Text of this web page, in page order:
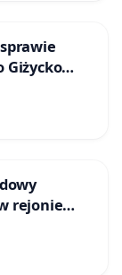
sprawie
Giżycko
Niegocin
rejonie